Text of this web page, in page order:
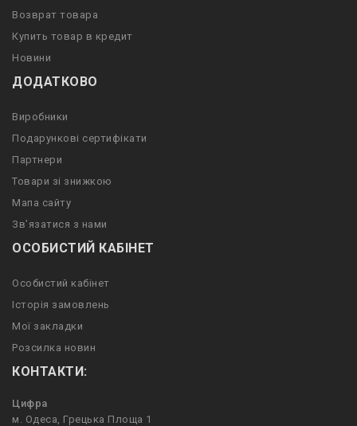
Возврат товара
Купить товар в кредит
Новини
ДОДАТКОВО
Виробники
Подарункові сертифікати
Партнери
Товари зі знижкою
Мапа сайту
Зв’язатися з нами
ОСОБИСТИЙ КАБІНЕТ
Особистий кабінет
Історія замовлень
Мої закладки
Розсилка новин
КОНТАКТИ:
Цифра
м. Одеса, Грецька Площа 1